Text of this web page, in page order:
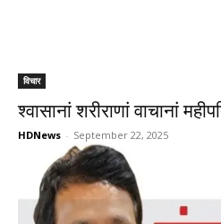
विचार
श्वासानां शरीराणां वाचानां
HDNews - September 22, 2025